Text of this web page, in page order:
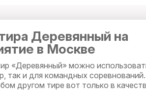
Деревянный на
в Москве
«Деревянный» можно
так и для командных соревнований.
другом тире вот только в